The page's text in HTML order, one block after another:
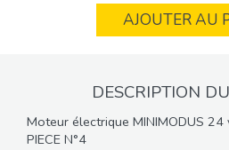
AJOUTER AU
DESCRIPTION
Moteur électrique MINIMODUS 24
PIECE N°4